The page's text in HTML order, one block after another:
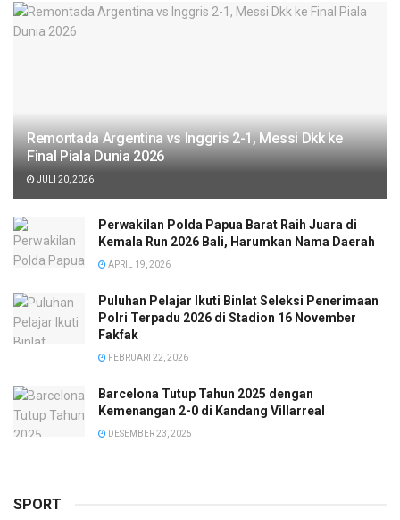
Remontada Argentina vs Inggris 2-1, Messi Dkk ke
Final Piala Dunia 2026
JULI 20, 2026
Perwakilan Polda Papua Barat Raih Juara di
Kemala Run 2026 Bali, Harumkan Nama Daerah
APRIL 19, 2026
Puluhan Pelajar Ikuti Binlat Seleksi Penerimaan
Polri Terpadu 2026 di Stadion 16 November
Fakfak
FEBRUARI 22, 2026
Barcelona Tutup Tahun 2025 dengan
Kemenangan 2-0 di Kandang Villarreal
DESEMBER 23, 2025
SPORT